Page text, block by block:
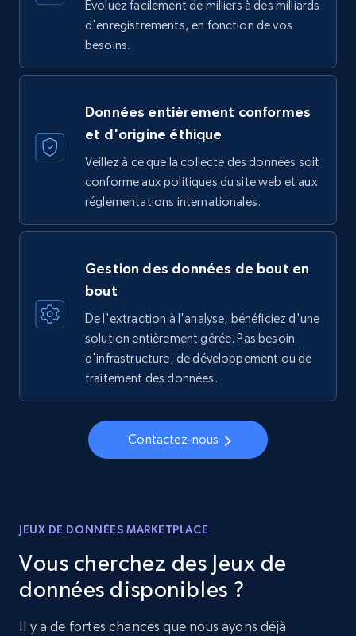
Évoluez facilement de milliers à des milliards
d'enregistrements, en fonction de vos
besoins.
Données entièrement conformes
et d'origine éthique
Veillez à ce que la collecte des données soit
conforme aux politiques du site web et aux
réglementations internationales.
Gestion des données de bout en
bout
De l'extraction à l'analyse, bénéficiez d'une
solution entièrement gérée. Pas besoin
d'infrastructure, de développement ou de
traitement des données.
Contactez-nous
JEUX DE DONNÉES MARKETPLACE
Vous cherchez des Jeux de
données disponibles ?
Il y a de fortes chances que nous ayons déjà